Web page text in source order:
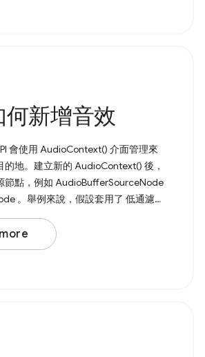
何新增音效
會使用 AudioContext() 介面管理來
的地。建立新的 AudioContext() 後，
節點，例如 AudioBufferSourceNode
。舉例來說，假設套用了 低通濾波
。 Browser Support Source 首先，請
。接著建立音訊來源節點，
或 OscillatorNode